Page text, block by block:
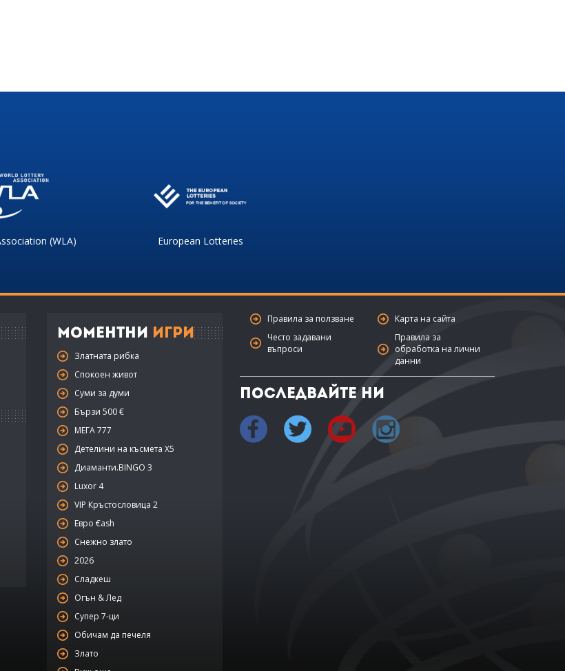
(WLA) European Lotteries
Моментни Игри
Златната рибка
Спокоен живот
Суми за думи
Бързи 500 €
МЕГА 777
Детелини на късмета Х5
Диаманти.BINGO 3
Luxor 4
VIP Кръстословица 2
Евро €ash
Снежно злато
2026
Сладкеш
Огън & Лед
Супер 7-ци
Обичам да печеля
Злато
Правила за ползване
Често задавани
въпроси
Карта на сайта
Правила за
обработка на лични
данни
Последвайте ни